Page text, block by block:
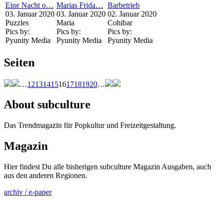
Eine Nacht o…
03. Januar 2020
Puzzles
Pics by:
Pyunity Media
Marias Frida…
03. Januar 2020
Maria
Pics by:
Pyunity Media
Barbetrieb
02. Januar 2020
Cohibar
Pics by:
Pyunity Media
Seiten
…121314151617181920…
About subculture
Das Trendmagazin für Popkultur und Freizeitgestaltung.
Magazin
Hier findest Du alle bisherigen subculture Magazin Ausgaben, auch
aus den anderen Regionen.
archiv / e-paper